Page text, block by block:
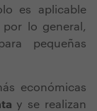
es aplicable
lo general,
pequeñas
económicas
y se realizan